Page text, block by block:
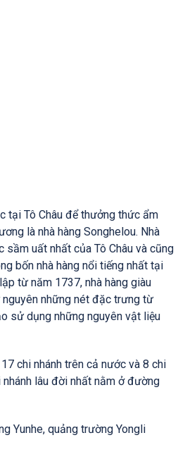
tại Tô Châu để thưởng thức ẩm
là nhà hàng Songhelou. Nhà
sầm uất nhất của Tô Châu và cũng
bốn nhà hàng nổi tiếng nhất tại
từ năm 1737, nhà hàng giàu
những nét đặc trưng từ
sử dụng những nguyên vật liệu
chi nhánh trên cả nước và 8 chi
nhánh lâu đời nhất nằm ở đường
Yunhe, quảng trường Yongli